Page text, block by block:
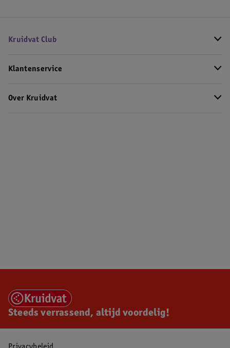
Kruidvat Club
Klantenservice
Over Kruidvat
Steeds verrassend, altijd voordelig!